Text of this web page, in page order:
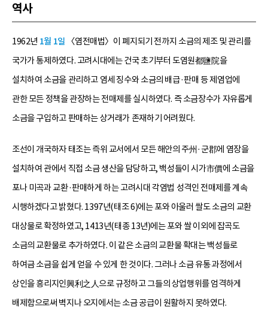
역사
1962년 1월 1일 〈염전매법〉이 폐지되기 전까지 소금의 제조 및 관리를
국가가 통제하였다. 고려시대에는 건국 초기부터 도염원都鹽院을
설치하여 소금을 관리하고 염세 징수와 소금의 배급·판매 등 제염업에
관한 모든 정책을 관장하는 전매제를 실시하였다. 즉 소금장수가 자유롭게
소금을 구입하고 판매하는 상거래가 존재하기 어려웠다.
조선이 개국하자 태조는 즉위 교서에서 모든 해안의 주州·군郡에 염장을
설치하여 관에서 직접 소금 생산을 담당하고, 백성들이 시가市價에 소금을
포나 미곡과 교환·판매하게 하는 고려시대 각염법 성격인 전매제를 계속
시행하겠다고 밝혔다. 1397년(태조 6)에는 포와 아울러 쌀도 소금의 교환
대상물로 확정하였고, 1413년(태종 13년)에는 포와 쌀 이외에 잡곡도
소금의 교환물로 추가하였다. 이 같은 소금의 교환물 확대는 백성들로
하여금 소금을 쉽게 얻을 수 있게 한 것이다. 그러나 소금 유통 과정에서
상인을 흥리지인興利之人으로 규정하고 그들의 상업행위를 엄격하게
배제함으로써 벽지나 오지에서는 소금 공급이 원활하지 못하였다.